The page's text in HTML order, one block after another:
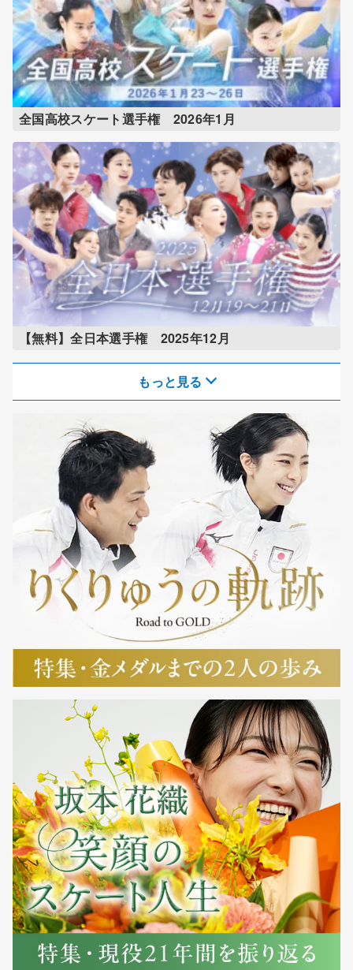
全国高校スケート選手権 2026年1月
【無料】全日本選手権 2025年12月
もっと見る